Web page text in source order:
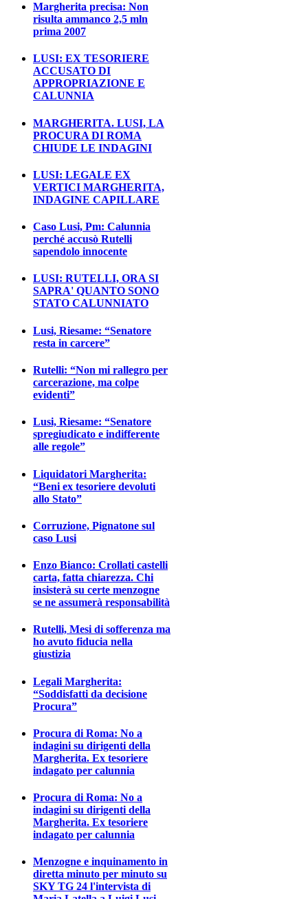
Margherita precisa: Non
risulta ammanco 2,5 mln
prima 2007
LUSI: EX TESORIERE
ACCUSATO DI
APPROPRIAZIONE E
CALUNNIA
MARGHERITA. LUSI, LA
PROCURA DI ROMA
CHIUDE LE INDAGINI
LUSI: LEGALE EX
VERTICI MARGHERITA,
INDAGINE CAPILLARE
Caso Lusi, Pm: Calunnia
perché accusò Rutelli
sapendolo innocente
LUSI: RUTELLI, ORA SI
SAPRA' QUANTO SONO
STATO CALUNNIATO
Lusi, Riesame: “Senatore
resta in carcere”
Rutelli: “Non mi rallegro per
carcerazione, ma colpe
evidenti”
Lusi, Riesame: “Senatore
spregiudicato e indifferente
alle regole”
Liquidatori Margherita:
“Beni ex tesoriere devoluti
allo Stato”
Corruzione, Pignatone sul
caso Lusi
Enzo Bianco: Crollati castelli
carta, fatta chiarezza. Chi
insisterà su certe menzogne
se ne assumerà responsabilità
Rutelli, Mesi di sofferenza ma
ho avuto fiducia nella
giustizia
Legali Margherita:
“Soddisfatti da decisione
Procura”
Procura di Roma: No a
indagini su dirigenti della
Margherita. Ex tesoriere
indagato per calunnia
Procura di Roma: No a
indagini su dirigenti della
Margherita. Ex tesoriere
indagato per calunnia
Menzogne e inquinamento in
diretta minuto per minuto su
SKY TG 24 l'intervista di